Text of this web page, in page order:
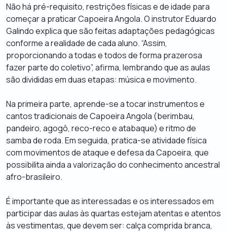
Não há pré-requisito, restrições físicas e de idade para
começar a praticar Capoeira Angola. O instrutor Eduardo
Galindo explica que são feitas adaptações pedagógicas
conforme a realidade de cada aluno. “Assim,
proporcionando a todas e todos de forma prazerosa
fazer parte do coletivo”, afirma, lembrando que as aulas
são divididas em duas etapas: música e movimento.
Na primeira parte, aprende-se a tocar instrumentos e
cantos tradicionais de Capoeira Angola (berimbau,
pandeiro, agogô, reco-reco e atabaque) e ritmo de
samba de roda. Em seguida, pratica-se atividade física
com movimentos de ataque e defesa da Capoeira, que
possibilita ainda a valorização do conhecimento ancestral
afro-brasileiro.
É importante que as interessadas e os interessados em
participar das aulas às quartas estejam atentas e atentos
às vestimentas, que devem ser: calça comprida branca,